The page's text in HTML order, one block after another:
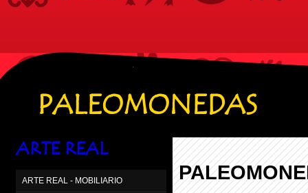
PALEOMONEDAS
ARTE REAL
ARTE REAL - MOBILIARIO